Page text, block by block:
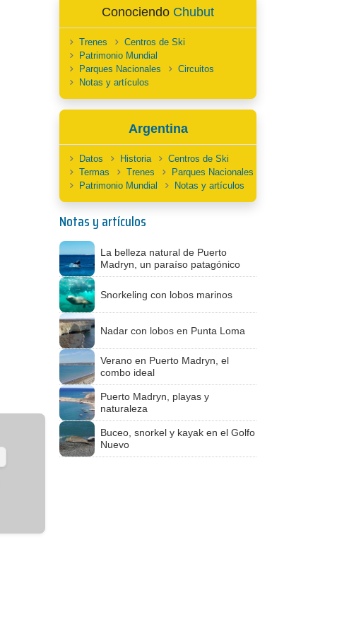
Conociendo Chubut
Trenes
Centros de Ski
Patrimonio Mundial
Parques Nacionales
Circuitos
Notas y artículos
Argentina
Datos Historia
Centros de Ski
Termas
Trenes
Parques Nacionales
Patrimonio Mundial
Notas y artículos
Notas y artículos
La belleza natural de Puerto
Madryn, un paraíso patagónico
Snorkeling con lobos marinos
Nadar con lobos en Punta Loma
Verano en Puerto Madryn, el
combo ideal
Puerto Madryn, playas y
naturaleza
Buceo, snorkel y kayak en el Golfo
Nuevo